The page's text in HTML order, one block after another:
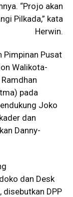
“Projo akan
Pilkada,” kata
Herwin.
Pimpinan Pusat
Walikota-
pada
Joko
dan
Danny-
dan Desk
disebutkan DPP